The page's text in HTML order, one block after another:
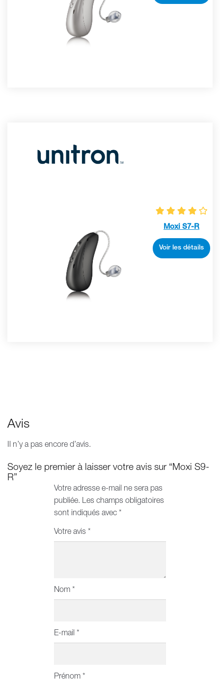
Moxi S7-R
Voir les détails
Avis
Il n’y a pas encore d’avis.
Soyez le premier à laisser votre avis sur “Moxi S9-
R”
Votre adresse e-mail ne sera pas
publiée. Les champs obligatoires
sont indiqués avec *
Votre avis *
Nom *
E-mail *
Prénom *